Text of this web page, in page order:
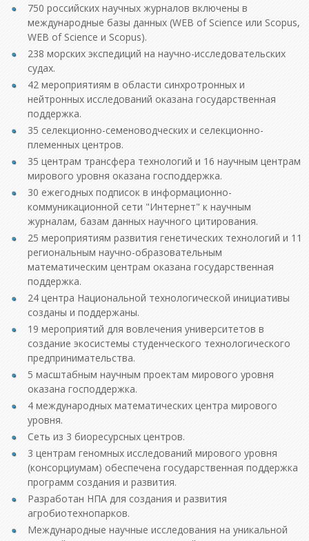
750 российских научных журналов включены в
международные базы данных (WEB of Science или Scopus,
WEB of Science и Scopus).
238 морских экспедиций на научно-исследовательских
судах.
42 мероприятиям в области синхротронных и
нейтронных исследований оказана государственная
поддержка.
35 селекционно-семеноводческих и селекционно-
племенных центров.
35 центрам трансфера технологий и 16 научным центрам
мирового уровня оказана господдержка.
30 ежегодных подписок в информационно-
коммуникационной сети "Интернет" к научным
журналам, базам данных научного цитирования.
25 мероприятиям развития генетических технологий и 11
региональным научно-образовательным
математическим центрам оказана государственная
поддержка.
24 центра Национальной технологической инициативы
созданы и поддержаны.
19 мероприятий для вовлечения университетов в
создание экосистемы студенческого технологического
предпринимательства.
5 масштабным научным проектам мирового уровня
оказана господдержка.
4 международных математических центра мирового
уровня.
Сеть из 3 биоресурсных центров.
3 центрам геномных исследований мирового уровня
(консорциумам) обеспечена государственная поддержка
программ создания и развития.
Разработан НПА для создания и развития
агробиотехнопарков.
Международные научные исследования на уникальной